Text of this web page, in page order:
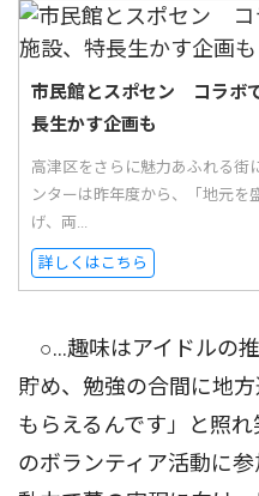
市民館とスポセン コラボ
長生かす企画も
高津区をさらに魅力あふれる
ンターは昨年度から、「地元を
げ、両...
詳しくはこちら
○...趣味はアイドルの
貯め、勉強の合間に地
もらえるんです」と照
のボランティア活動に